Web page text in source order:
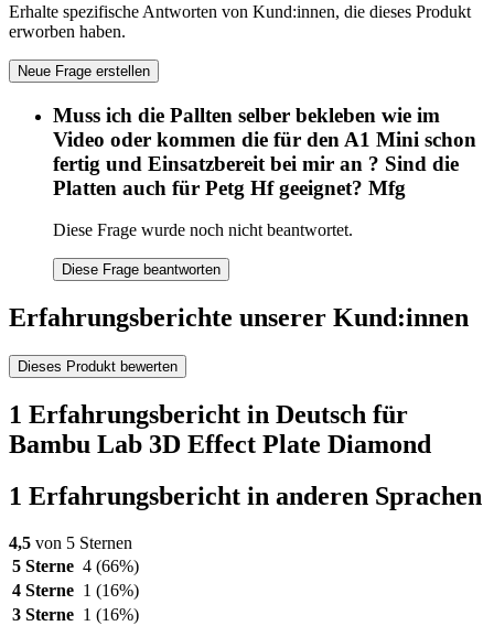
Erhalte spezifische Antworten von Kund:innen, die dieses Produkt
erworben haben.
Neue Frage erstellen
Muss ich die Pallten selber bekleben wie im
Video oder kommen die für den A1 Mini schon
fertig und Einsatzbereit bei mir an ? Sind die
Platten auch für Petg Hf geeignet? Mfg
Diese Frage wurde noch nicht beantwortet.
Diese Frage beantworten
Erfahrungsberichte unserer Kund:innen
Dieses Produkt bewerten
1 Erfahrungsbericht in Deutsch für
Bambu Lab 3D Effect Plate Diamond
1 Erfahrungsbericht in anderen Sprachen
4,5 von 5 Sternen
5 Sterne 4 (66%)
4 Sterne 1 (16%)
3 Sterne 1 (16%)